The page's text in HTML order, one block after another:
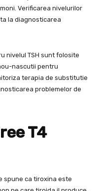
Verificarea nivelurilor
la diagnosticarea
nivelul TSH sunt folosite
nascutii pentru
terapia de substitutie
problemelor de
T4
spune ca tiroxina este